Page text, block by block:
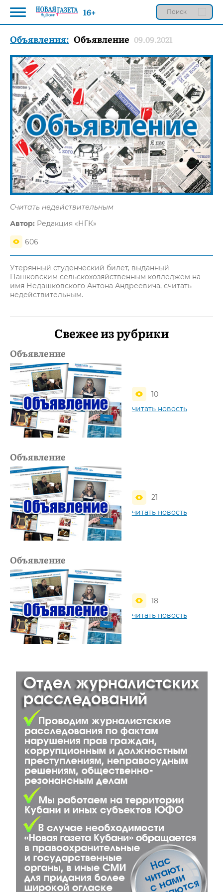
Объявления: Объявление 09.09.2021
Считать недействительным
Автор: Редакция «НГК»
606
Утерянный студенческий билет, выданный
Пашковским сельскохозяйственным колледжем на
имя Недашковского Антона Андреевича, считать
недействительным.
Свежее из рубрики
Объявление
10
читать новость
Объявление
21
читать новость
Объявление
18
читать новость
16+